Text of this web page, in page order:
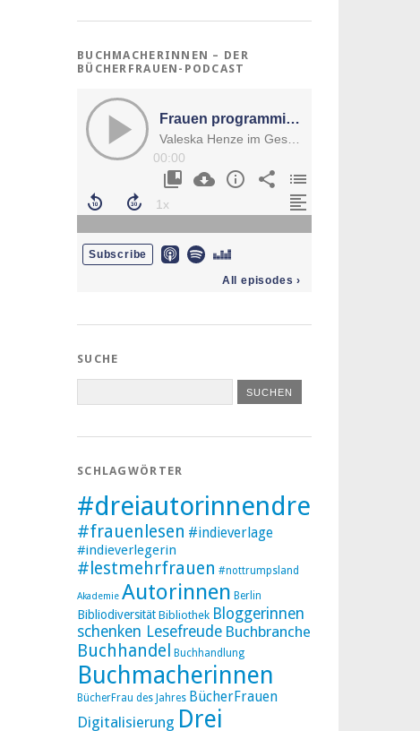
BUCHMACHERINNEN – DER
BÜCHERFRAUEN-PODCAST
SUCHE
SCHLAGWÖRTER
#dreiautorinnendreibücher
#frauenlesen #indieverlage
#indieverlegerin
#lestmehrfrauen #nottrumpsland
Akademie Autorinnen Berlin
Bibliodiversität Bibliothek Bloggerinnen
schenken Lesefreude Buchbranche
Buchhandel Buchhandlung
Buchmacherinnen
BücherFrau des Jahres BücherFrauen
Digitalisierung Drei